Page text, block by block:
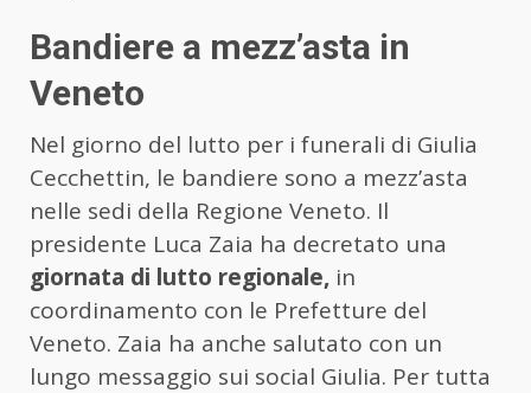
Bandiere a mezz’asta in
Veneto
Nel giorno del lutto per i funerali di Giulia
Cecchettin, le bandiere sono a mezz’asta
nelle sedi della Regione Veneto. Il
presidente Luca Zaia ha decretato una
giornata di lutto regionale, in
coordinamento con le Prefetture del
Veneto. Zaia ha anche salutato con un
lungo messaggio sui social Giulia. Per tutta